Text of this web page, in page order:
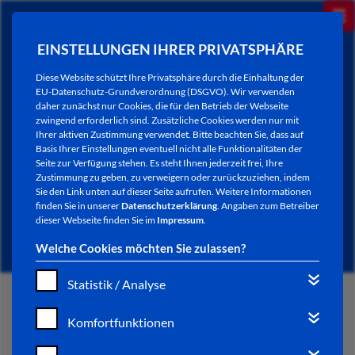
EINSTELLUNGEN IHRER PRIVATSPHÄRE
Diese Website schützt Ihre Privatsphäre durch die Einhaltung der
EU-Datenschutz-Grundverordnung (DSGVO). Wir verwenden
daher zunächst nur Cookies, die für den Betrieb der Webseite
zwingend erforderlich sind. Zusätzliche Cookies werden nur mit
Ihrer aktiven Zustimmung verwendet. Bitte beachten Sie, dass auf
Basis Ihrer Einstellungen eventuell nicht alle Funktionalitäten der
Seite zur Verfügung stehen. Es steht Ihnen jederzeit frei, Ihre
Zustimmung zu geben, zu verweigern oder zurückzuziehen, indem
Sie den Link unten auf dieser Seite aufrufen. Weitere Informationen
finden Sie in unsererDatenschutzerklärung. Angaben zum Betreiber
dieser Webseite finden Sie im Impressum.
Welche Cookies möchten Sie zulassen?
Statistik / Analyse
Komfortfunktionen
NEWSLETTER / CITY LETTER
START